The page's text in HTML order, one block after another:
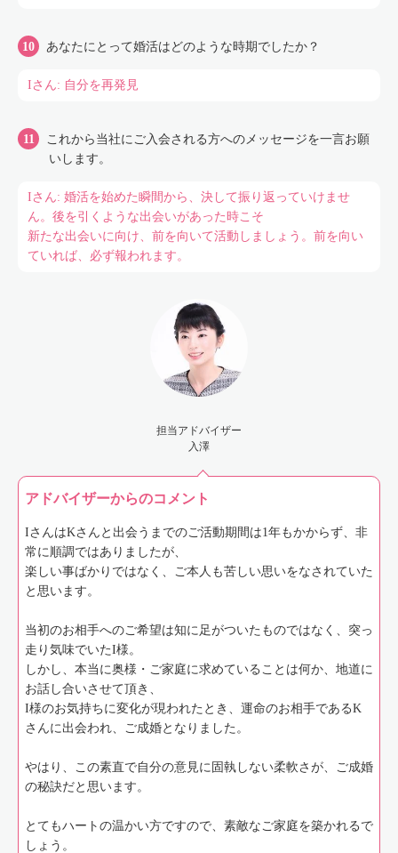
あなたにとって婚活はどのような時期でしたか？
Iさん: 自分を再発見
これから当社にご入会される方へのメッセージを一言お願
いします。
Iさん: 婚活を始めた瞬間から、決して振り返っていけませ
ん。後を引くような出会いがあった時こそ
新たな出会いに向け、前を向いて活動しましょう。前を向い
ていれば、必ず報われます。
担当アドバイザー
入澤
アドバイザーからのコメント
IさんはKさんと出会うまでのご活動期間は1年もかからず、非
常に順調ではありましたが、
楽しい事ばかりではなく、ご本人も苦しい思いをなされていた
と思います。
当初のお相手へのご希望は知に足がついたものではなく、突っ
走り気味でいたI様。
しかし、本当に奥様・ご家庭に求めていることは何か、地道に
お話し合いさせて頂き、
I様のお気持ちに変化が現われたとき、運命のお相手であるK
さんに出会われ、ご成婚となりました。
やはり、この素直で自分の意見に固執しない柔軟さが、ご成婚
の秘訣だと思います。
とてもハートの温かい方ですので、素敵なご家庭を築かれるで
しょう。